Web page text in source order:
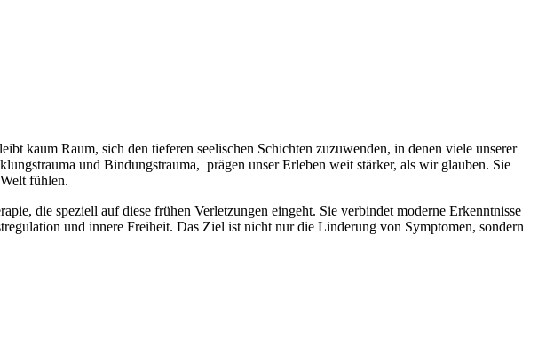
kaum Raum, sich den tieferen seelischen Schichten zuzuwenden, in denen viele unserer
und Bindungstrauma, prägen unser Erleben weit stärker, als wir glauben. Sie
fühlen.
die speziell auf diese frühen Verletzungen eingeht. Sie verbindet moderne Erkenntnisse
und innere Freiheit. Das Ziel ist nicht nur die Linderung von Symptomen, sondern